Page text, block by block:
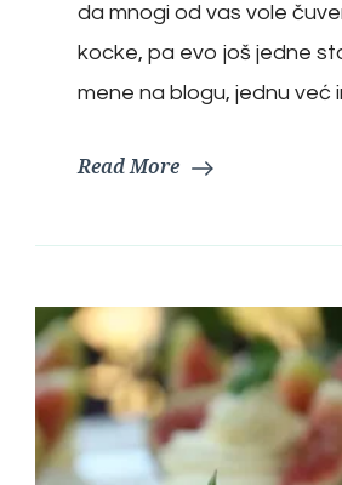
da mnogi od vas vole
kocke, pa evo još jedne
mene na blogu, jednu već
Read More